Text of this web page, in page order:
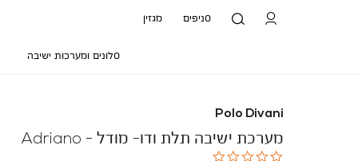
סניפים מגזין
סלונים ומערכות ישיבה
Polo Divani
מערכת ישיבה תלת ודו- מודל - Adriano